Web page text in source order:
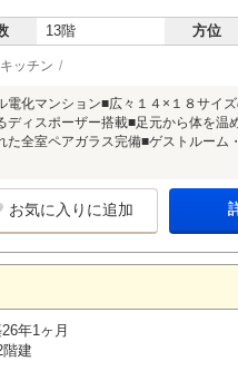
13階 方位
ッチン
化マンション■広々１４×１８サイ
ィスポーザー搭載■足元から体を温
全室ペアガラス完備■ゲストルーム
お気に入りに追加
年1ヶ月
階建